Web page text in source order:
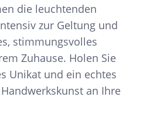
die leuchtenden
zur Geltung und
stimmungsvolles
Zuhause. Holen Sie
Unikat und ein echtes
an Ihre